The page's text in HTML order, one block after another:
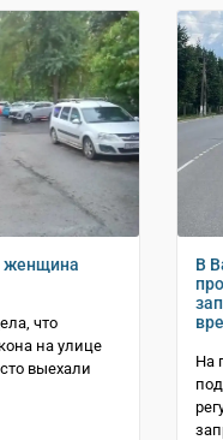
женщина
что
на улице
выехали
В
На